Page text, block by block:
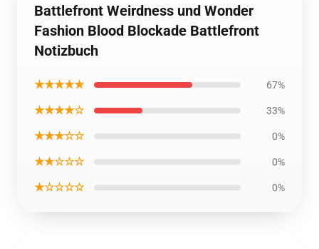
Battlefront Weirdness und Wonder
Fashion Blood Blockade Battlefront
Notizbuch
★★★★★ 67%
★★★★☆ 33%
★★★☆☆ 0%
★★☆☆☆ 0%
★☆☆☆☆ 0%